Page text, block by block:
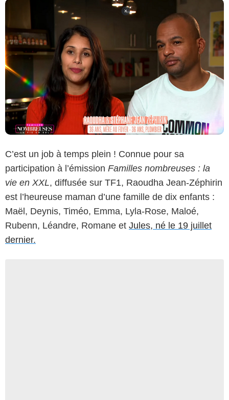
C’est un job à temps plein ! Connue pour sa
participation à l’émission Familles nombreuses : la
vie en XXL, diffusée sur TF1, Raoudha Jean-Zéphirin
est l’heureuse maman d’une famille de dix enfants :
Maël, Deynis, Timéo, Emma, Lyla-Rose, Maloé,
Rubenn, Léandre, Romane et Jules, né le 19 juillet
dernier.